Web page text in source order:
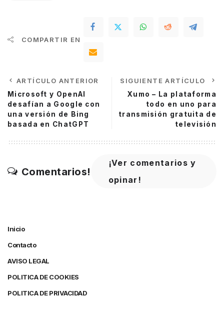
COMPARTIR EN
ARTÍCULO ANTERIOR
Microsoft y OpenAI
desafían a Google con
una versión de Bing
basada en ChatGPT
SIGUIENTE ARTÍCULO
Xumo – La plataforma
todo en uno para
transmisión gratuita de
televisión
Comentarios!
¡Ver comentarios y
opinar!
Inicio
Contacto
AVISO LEGAL
POLITICA DE COOKIES
POLITICA DE PRIVACIDAD